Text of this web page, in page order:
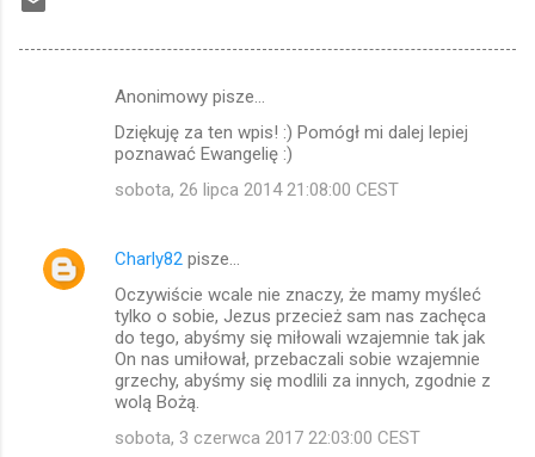
t
Anonimowy pisze…
Dziękuję za ten wpis! :) Pomógł mi dalej lepiej
poznawać Ewangelię :)
sobota, 26 lipca 2014 21:08:00 CEST
Charly82 pisze…
Oczywiście wcale nie znaczy, że mamy myśleć
tylko o sobie, Jezus przecież sam nas zachęca
do tego, abyśmy się miłowali wzajemnie tak jak
On nas umiłował, przebaczali sobie wzajemnie
grzechy, abyśmy się modlili za innych, zgodnie z
wolą Bożą.
sobota, 3 czerwca 2017 22:03:00 CEST